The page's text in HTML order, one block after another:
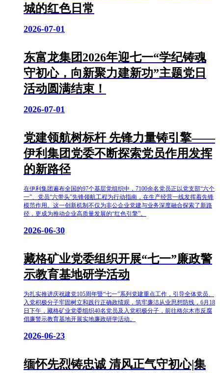
城的红色日常
2026-07-01
东富龙集团2026年迎七一“学纪铸魂
守初心，向新聚力建新功”主题党日
活动圆满结束！
2026-07-01
党建领航树标杆 先锋力量铸引擎——
伊利集团党委不断探索党员作用发挥
的新路径
在伊利集团遍布全国的97个基层党组织中，7100余名党员正以党支部“六个
一”、党员“六带头”先锋领航工程为行动指南，在生产经营一线发挥着先锋
模范作用。这一创新机制不仅为非公企业党建与业务深度融合探索了新路
径，更成为推动企业高质量发展的“红色引擎”。
2026-06-30
藏格矿业党委组织开展“七一”廉政警
示教育基地研学活动
为扎实推进庆祝建党105周年暨“七一”系列党建重点工作，引导全体党员、
入党积极分子牢固树立和践行正确政绩观，筑牢廉洁从业思想防线，6月18
日下午，藏格矿业党委组织40名党员及入党积极分子，前往格尔木市反腐
倡廉警示教育基地开展实地廉政研学活动。
2026-06-23
缅怀先烈铸忠诚 清风正气守初心|集